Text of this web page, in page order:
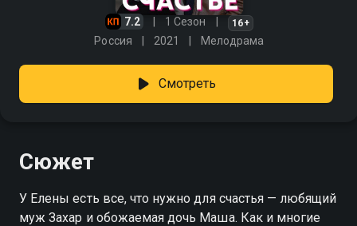
7.2 1 Сезон 16+
Россия 2021 Мелодрама
Смотреть
Сюжет
У Елены есть все, что нужно для счастья — любящий
муж Захар и обожаемая дочь Маша. Как и многие